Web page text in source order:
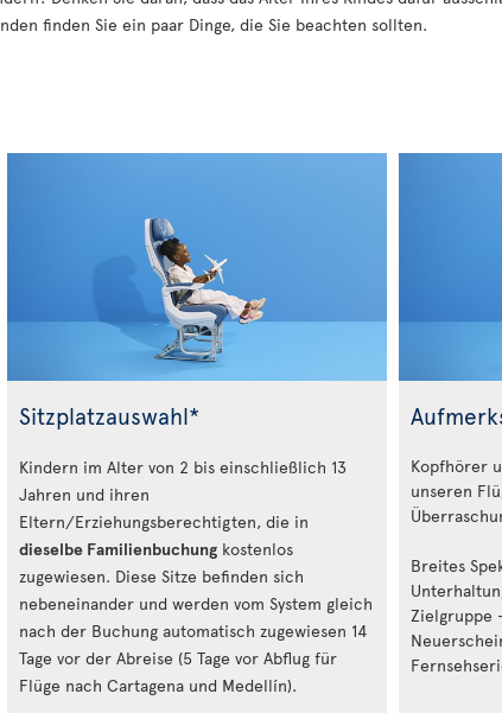
finden Sie ein paar Dinge, die Sie beachten sollten.
Sitzplatzauswahl*
Kindern im Alter von 2 bis einschließlich 13
Jahren und ihren
Eltern/Erziehungsberechtigten, die in
dieselbe Familienbuchung kostenlos
zugewiesen. Diese Sitze befinden sich
nebeneinander und werden vom System gleich
nach der Buchung automatisch zugewiesen 14
Tage vor der Abreise (5 Tage vor Abflug für
Flüge nach Cartagena und Medellín).
Kopfhörer
unseren
Breites
Zielgruppe